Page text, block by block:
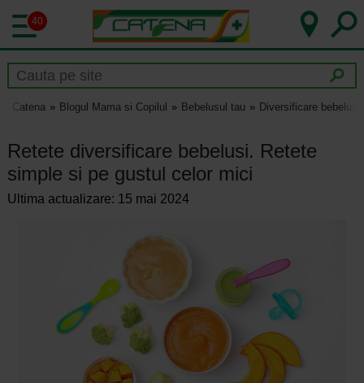
40
Catena Blogul Mama si Copilul Bebelusul tau Diversificare bebelusi
Retete diversificare bebelusi. Retete
simple si pe gustul celor mici
Ultima actualizare: 15 mai 2024